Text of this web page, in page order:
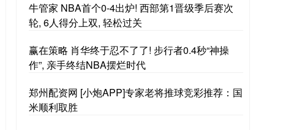
牛管家 NBA首个0-4出炉! 西部第1晋级季后赛次
轮, 6人得分上双, 轻松过关
赢在策略 肖华终于忍不了了! 步行者0.4秒“神操
作”, 亲手终结NBA摆烂时代
郑州配资网 [小炮APP]专家老将推球竞彩推荐：国
米顺利取胜